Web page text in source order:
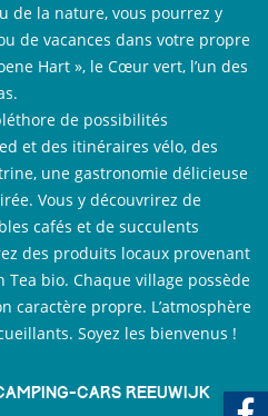
de la nature, vous pourrez y
de vacances dans votre propre
Hart », le Cœur vert, l’un des
de possibilités
et des itinéraires vélo, des
une gastronomie délicieuse
Vous y découvrirez de
cafés et de succulents
des produits locaux provenant
bio. Chaque village possède
caractère propre. L’atmosphère
Soyez les bienvenus !
cars Reeuwijk